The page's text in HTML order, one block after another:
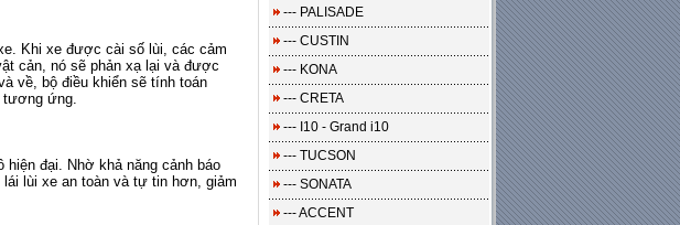
Khi xe được cài số lùi, các cảm
cản, nó sẽ phản xạ lại và được
về, bộ điều khiển sẽ tính toán
tương ứng.
hiện đại. Nhờ khả năng cảnh báo
lùi xe an toàn và tự tin hơn, giảm
--- PALISADE
--- CUSTIN
--- KONA
--- CRETA
--- I10 - Grand i10
--- TUCSON
--- SONATA
--- ACCENT